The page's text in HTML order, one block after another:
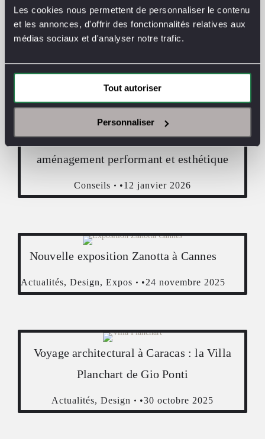
Les cookies nous permettent de personnaliser le contenu
et les annonces, d'offrir des fonctionnalités relatives aux
médias sociaux et d'analyser notre trafic.
Tout autoriser
Personnaliser
Comment la bonne cloison de bureau libère
vos mètres carrés
Conseils 28 janvier 2026
Salle de réunion : le guide pour un
aménagement performant et esthétique
Conseils 12 janvier 2026
Nouvelle exposition Zanotta à Cannes
Actualités, Design, Expos 24 novembre 2025
Voyage architectural à Caracas : la Villa
Planchart de Gio Ponti
Actualités, Design 30 octobre 2025